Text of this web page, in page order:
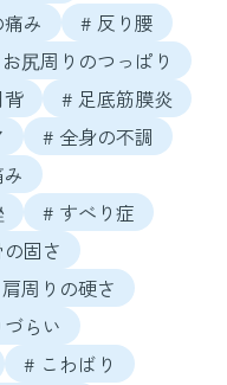
み
# 反り腰
尻周りのつっぱり
# 足底筋膜炎
# 全身の不調
# すべり症
固さ
周りの硬さ
らい
# こわばり